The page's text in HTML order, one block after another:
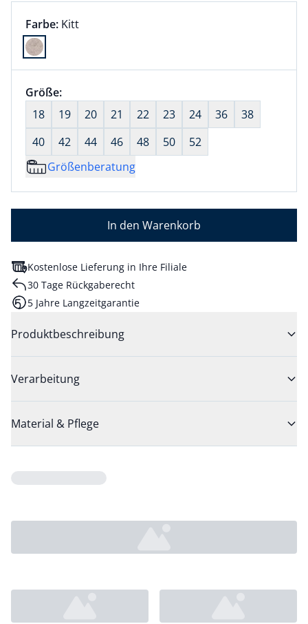
Farbauswahl:
Farbe: aktuell ausgewählt:
Kitt
Farbe Kitt ausgewählt
Größenauswahl:
Größe:nichts ausgewählt
18
19 20 21 22 23 24 36
38
40
42 44 46 48 50
52
Größenberatung
In den Warenkorb
Kostenlose Lieferung in Ihre Filiale
30 Tage Rückgaberecht
5 Jahre Langzeitgarantie
Produktbeschreibung
Verarbeitung
Material & Pflege